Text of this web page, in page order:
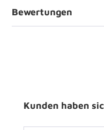
Bewertungen
Kunden haben